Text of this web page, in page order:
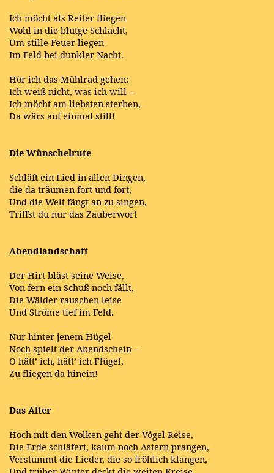
Ich möcht als Reiter fliegen
Wohl in die blutge Schlacht,
Um stille Feuer liegen
Im Feld bei dunkler Nacht.
Hör ich das Mühlrad gehen:
Ich weiß nicht, was ich will –
Ich möcht am liebsten sterben,
Da wärs auf einmal still!
Die Wünschelrute
Schläft ein Lied in allen Dingen,
die da träumen fort und fort,
Und die Welt fängt an zu singen,
Triffst du nur das Zauberwort
Abendlandschaft
Der Hirt bläst seine Weise,
Von fern ein Schuß noch fällt,
Die Wälder rauschen leise
Und Ströme tief im Feld.
Nur hinter jenem Hügel
Noch spielt der Abendschein –
O hätt’ ich, hätt’ ich Flügel,
Zu fliegen da hinein!
Das Alter
Hoch mit den Wolken geht der Vögel Reise,
Die Erde schläfert, kaum noch Astern prangen,
Verstummt die Lieder, die so fröhlich klangen,